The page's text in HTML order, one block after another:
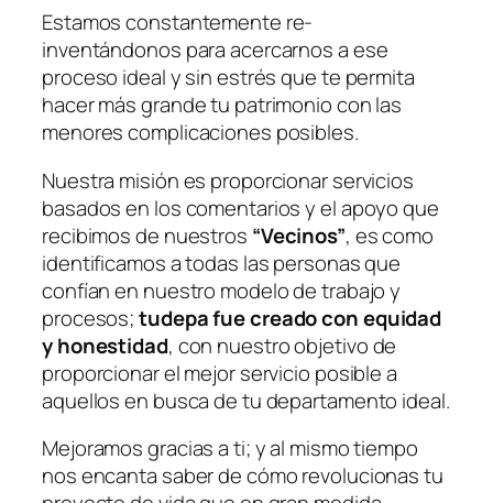
Estamos constantemente re-
inventándonos para acercarnos a ese
proceso ideal y sin estrés que te permita
hacer más grande tu patrimonio con las
menores complicaciones posibles.
Nuestra misión es proporcionar servicios
basados en los comentarios y el apoyo que
recibimos de nuestros “Vecinos”, es como
identificamos a todas las personas que
confían en nuestro modelo de trabajo y
procesos;tudepa fue creado con equidad
y honestidad, con nuestro objetivo de
proporcionar el mejor servicio posible a
aquellos en busca de tu departamento ideal.
Mejoramos gracias a ti; y al mismo tiempo
nos encanta saber de cómo revolucionas tu